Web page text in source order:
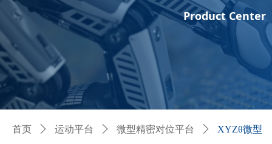
Product Center
首页 ꄲ 运动平台 ꄲ 微型精密对位平台 ꄲ
XYZθ微型